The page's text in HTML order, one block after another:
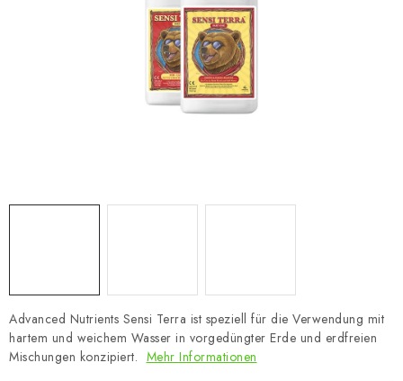
Kaufberatung AGB
Datenschutzerklärung Impressum
Advanced Nutrients Sensi Terra ist speziell für die Verwendung mit
hartem und weichem Wasser in vorgedüngter Erde und erdfreien
Mischungen konzipiert. Mehr Informationen